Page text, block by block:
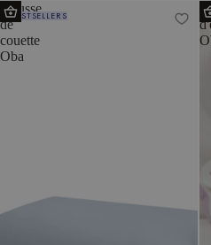
Housse
de
couette
Oba
BESTSELLERS